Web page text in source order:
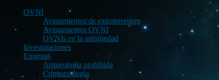
OVNI
Avistamientos de extraterrestres
Avistamientos OVNI
OVNIs en la antigüedad
Investigaciones
Enigmas
Arqueología prohibida
Criptozoología